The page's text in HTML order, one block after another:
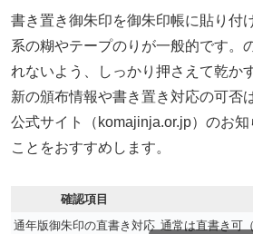
書き置き御朱印を御朱印帳に貼り付
系の糊やテープのりが一般的です。
れないよう、しっかり押さえて乾か
新の頒布情報や書き置き対応の可否
公式サイト（komajinja.or.jp）のお
ことをおすすめします。
確認項目
通年版御朱印の直書き対応 通常は直書き可